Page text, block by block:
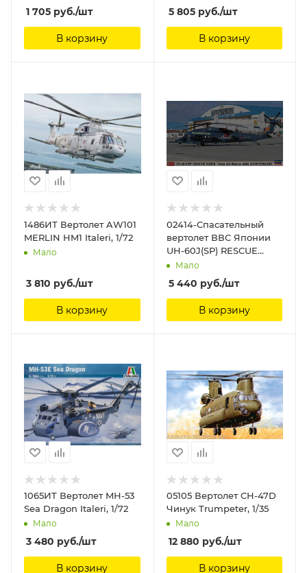
1 705 руб./шт
В корзину
5 805руб./шт
В корзину
1486ИТ Вертолет AW101
MERLIN HM1 Italeri, 1/72
Мало
3 810 руб./шт
В корзину
02414-Cпасательный
вертолет ВВС Японии
UH-60J(SP) RESCUE
HAWK 'Naha Air Rescue
40th ANNIVERSARY'
Hasegawa, 1/72
Мало
5 440 руб./шт
В корзину
1065ИТ Вертолет MH-53
Sea Dragon Italeri, 1/72
Мало
3 480 руб./шт
В корзину
05105 Вертолет СН-47D
Чинук Trumpeter, 1/35
Мало
12 880 руб./шт
В корзину